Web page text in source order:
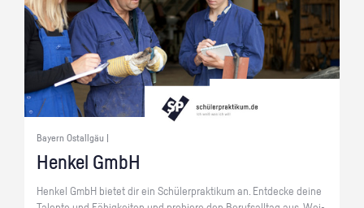
Bayern Ostallgäu |
Hen­kel GmbH
Hen­kel GmbH bie­tet dir ein Schü­ler­prak­ti­kum an. Ent­de­cke deine